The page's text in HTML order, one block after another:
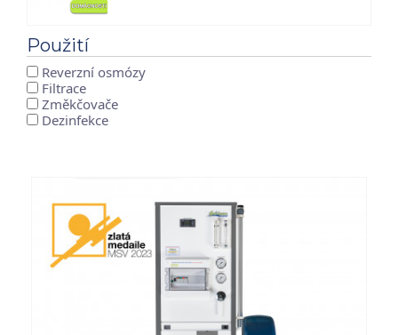
Použití
Reverzní osmózy
Filtrace
Změkčovače
Dezinfekce